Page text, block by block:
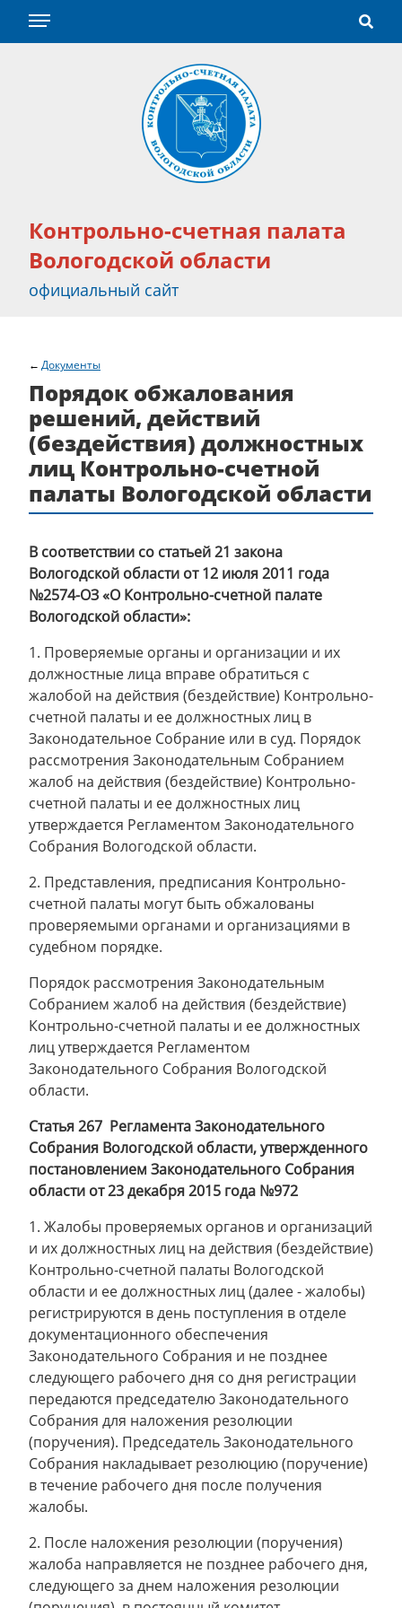
Контрольно-счетная палата
Вологодской области
официальный сайт
Документы
Порядок обжалования
решений, действий
(бездействия) должностных
лиц Контрольно-счетной
палаты Вологодской области
В соответствии со статьей 21 закона
Вологодской области от 12 июля 2011 года
№2574-ОЗ «О Контрольно-счетной палате
Вологодской области»:
1. Проверяемые органы и организации и их
должностные лица вправе обратиться с
жалобой на действия (бездействие) Контрольно-
счетной палаты и ее должностных лиц в
Законодательное Собрание или в суд. Порядок
рассмотрения Законодательным Собранием
жалоб на действия (бездействие) Контрольно-
счетной палаты и ее должностных лиц
утверждается Регламентом Законодательного
Собрания Вологодской области.
2. Представления, предписания Контрольно-
счетной палаты могут быть обжалованы
проверяемыми органами и организациями в
судебном порядке.
Порядок рассмотрения Законодательным
Собранием жалоб на действия (бездействие)
Контрольно-счетной палаты и ее должностных
лиц утверждается Регламентом
Законодательного Собрания Вологодской
области.
Статья 267 Регламента Законодательного
Собрания Вологодской области, утвержденного
постановлением Законодательного Собрания
области от 23 декабря 2015 года №972
1. Жалобы проверяемых органов и организаций
и их должностных лиц на действия (бездействие)
Контрольно-счетной палаты Вологодской
области и ее должностных лиц (далее - жалобы)
регистрируются в день поступления в отделе
документационного обеспечения
Законодательного Собрания и не позднее
следующего рабочего дня со дня регистрации
передаются председателю Законодательного
Собрания для наложения резолюции
(поручения). Председатель Законодательного
Собрания накладывает резолюцию (поручение)
в течение рабочего дня после получения
жалобы.
2. После наложения резолюции (поручения)
жалоба направляется не позднее рабочего дня,
следующего за днем наложения резолюции